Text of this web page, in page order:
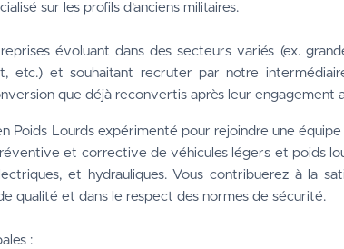
sur les profils d'anciens militaires.
évoluant dans des secteurs variés (ex.
etc.) et souhaitant recruter par notre
que déjà reconvertis après leur engagement
Poids Lourds expérimenté pour rejoindre une
et corrective de véhicules légers et poids
et hydrauliques. Vous contribuerez à la
qualité et dans le respect des normes de sécurité.
: